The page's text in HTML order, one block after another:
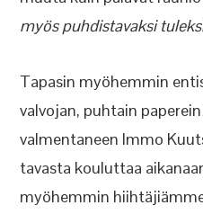
myös puhdistavaksi
Tapasin myöhemmin
valvojan, puhtain
valmentaneen Immo
tavasta kouluttaa
myöhemmin